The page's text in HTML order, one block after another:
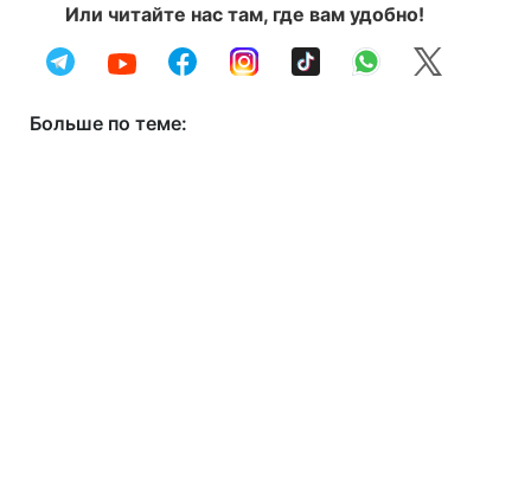
Или читайте нас там, где вам удобно!
Больше по теме: